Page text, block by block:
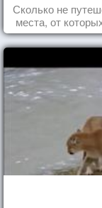
Сколько не
места, от